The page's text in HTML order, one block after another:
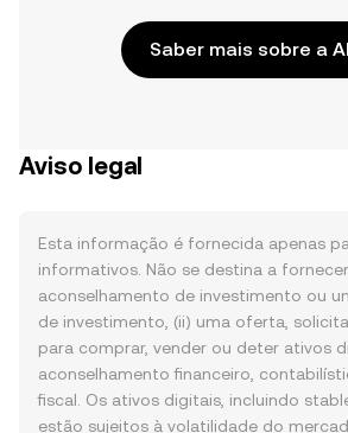
Saber mais sobre a
Aviso legal
Esta informação é fornecida apenas
informativos. Não se destina a
aconselhamento de investimento ou
de investimento, (ii) uma oferta,
para comprar, vender ou deter ativos
aconselhamento financeiro,
fiscal. Os ativos digitais, incluindo
estão sujeitos à volatilidade do